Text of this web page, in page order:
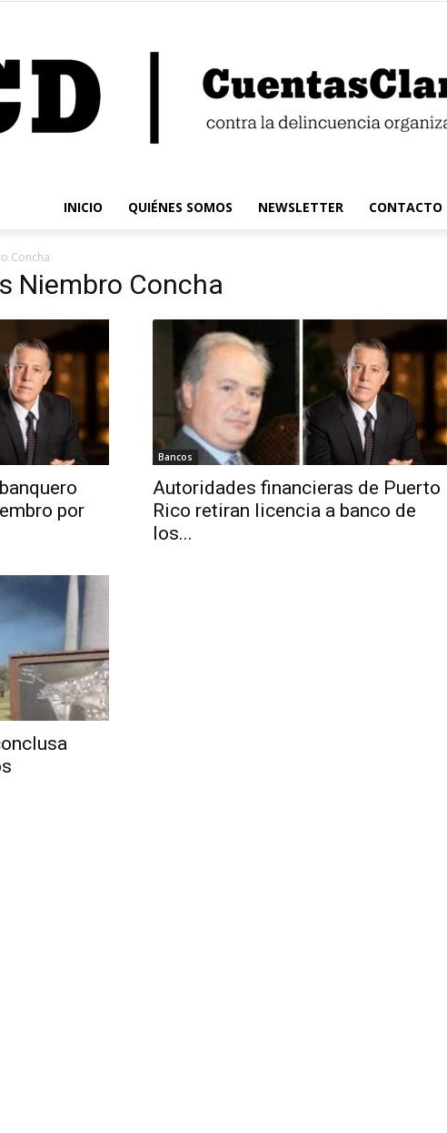
Digital
INICIO QUIÉNES SOMOS NEWSLETTER CONTACTO
Concha
Niembro Concha
por
Bancos
Autoridades financieras de Puerto
Rico retiran licencia a banco de
los...